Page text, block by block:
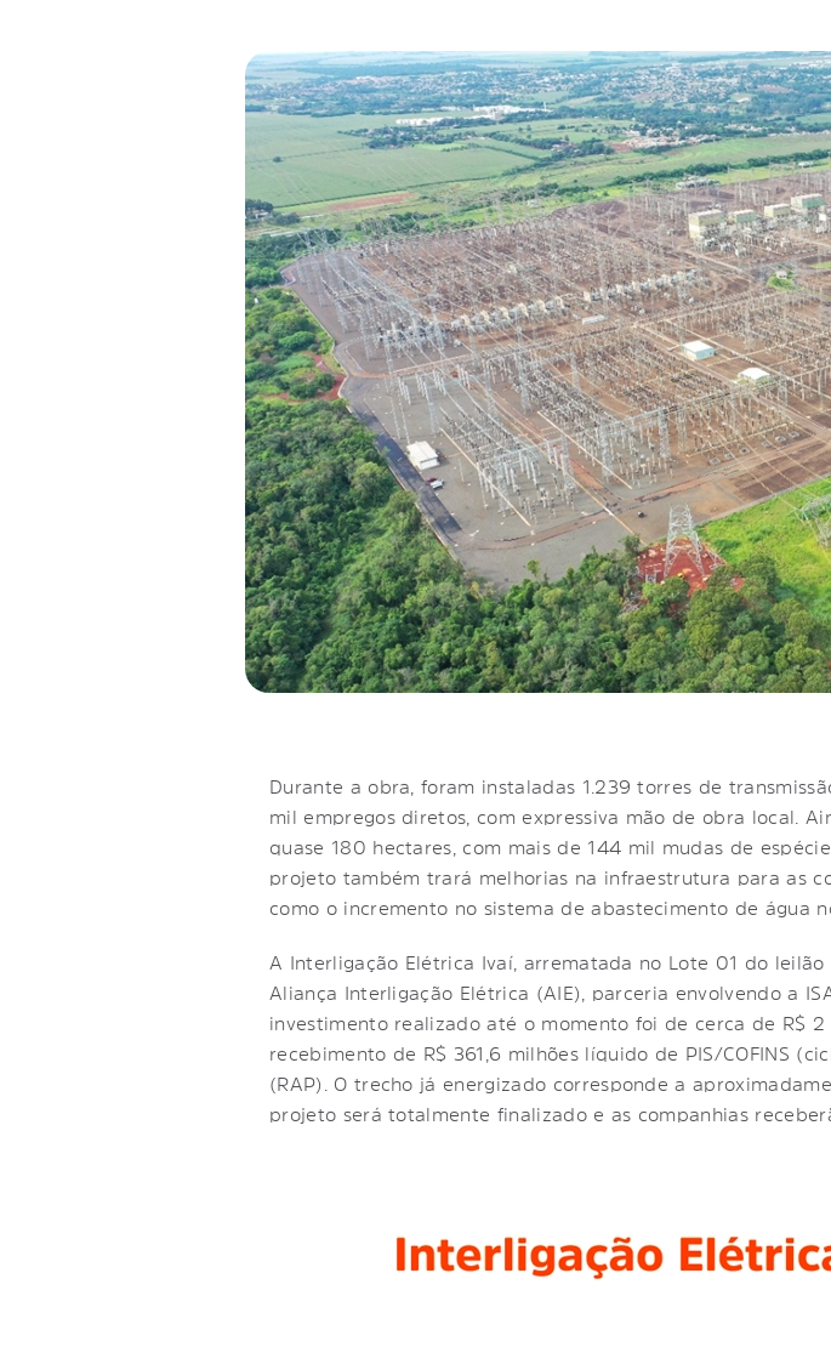
Durante a obra, foram instaladas 1.239 torres de
mil empregos diretos, com expressiva mão de obra local.
quase 180 hectares, com mais de 144 mil mudas de
projeto também trará melhorias na infraestrutura para as
como o incremento no sistema de abastecimento de água
A Interligação Elétrica Ivaí, arrematada no Lote 01 do
Aliança Interligação Elétrica (AIE), parceria envolvendo a
investimento realizado até o momento foi de cerca de R$
recebimento de R$ 361,6 milhões líquido de PIS/COFINS
(RAP). O trecho já energizado corresponde a
projeto será totalmente finalizado e as companhias